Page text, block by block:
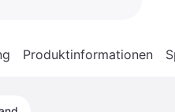
Produktinformationen